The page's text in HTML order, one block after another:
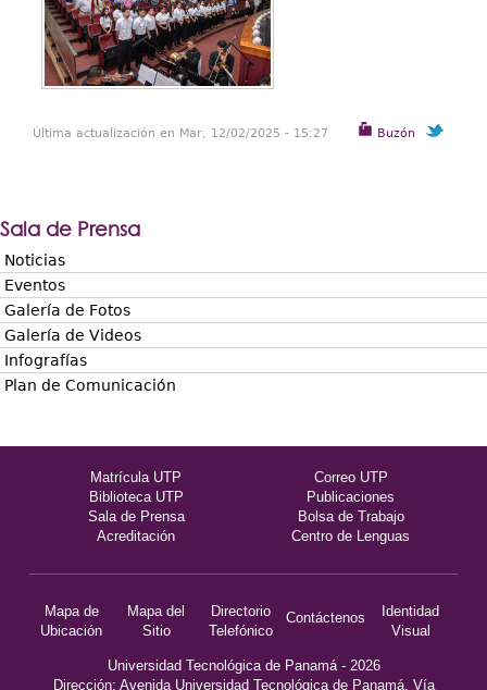
Buzón
Última actualización en Mar, 12/02/2025 - 15:27
Sala de Prensa
Noticias
Eventos
Galería de Fotos
Galería de Videos
Infografías
Plan de Comunicación
Matrícula UTP
Correo UTP
Biblioteca UTP
Publicaciones
Sala de Prensa
Bolsa de Trabajo
Acreditación
Centro de Lenguas
Mapa de
Ubicación
Mapa del
Sitio
Directorio
Telefónico
Contáctenos
Identidad
Visual
Universidad Tecnológica de Panamá - 2026
Dirección: Avenida Universidad Tecnológica de Panamá, Vía